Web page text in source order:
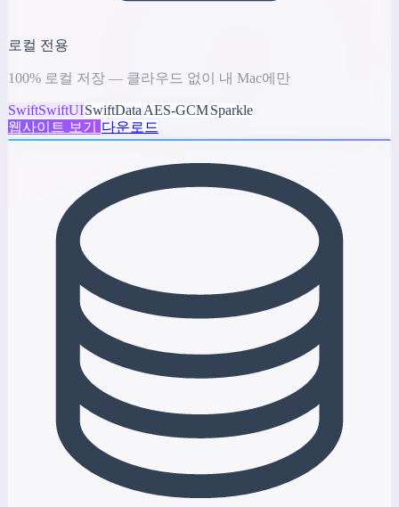
로컬 전용
100% 로컬 저장 — 클라우드 없이 내 Mac에만
SwiftSwiftUISwiftData AES-GCMSparkle
웹사이트 보기
다운로드